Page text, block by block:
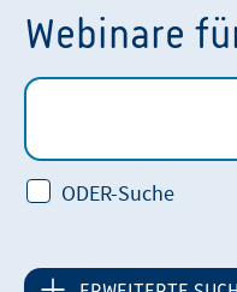
Webinare
ODER-Suche